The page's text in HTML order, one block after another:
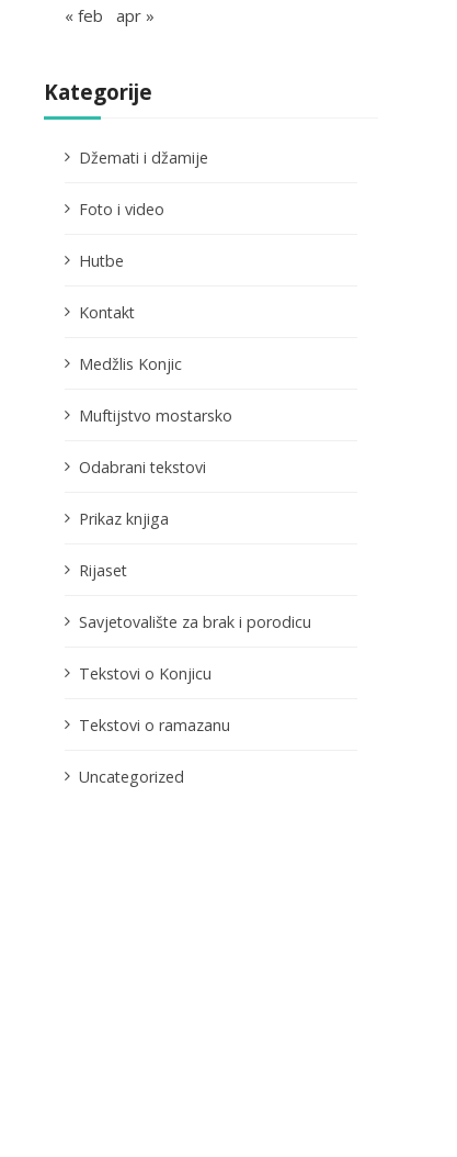
« feb apr »
Kategorije
Džemati i džamije
Foto i video
Hutbe
Kontakt
Medžlis Konjic
Muftijstvo mostarsko
Odabrani tekstovi
Prikaz knjiga
Rijaset
Savjetovalište za brak i porodicu
Tekstovi o Konjicu
Tekstovi o ramazanu
Uncategorized